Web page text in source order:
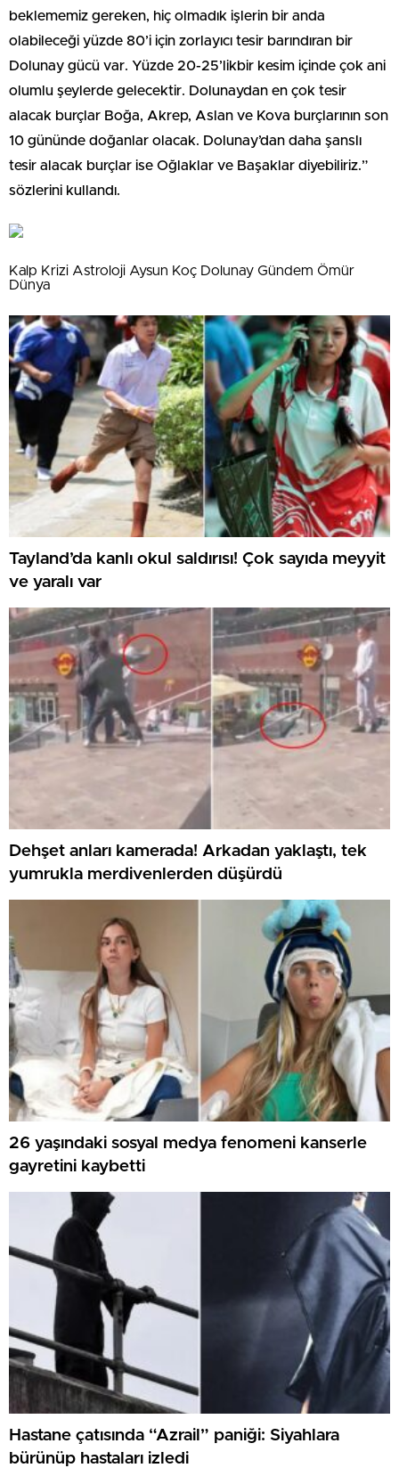
beklememiz gereken, hiç olmadık işlerin bir anda
olabileceği yüzde 80’i için zorlayıcı tesir barındıran bir
Dolunay gücü var. Yüzde 20-25’likbir kesim içinde çok ani
olumlu şeylerde gelecektir. Dolunaydan en çok tesir
alacak burçlar Boğa, Akrep, Aslan ve Kova burçlarının son
10 gününde doğanlar olacak. Dolunay’dan daha şanslı
tesir alacak burçlar ise Oğlaklar ve Başaklar diyebiliriz.”
sözlerini kullandı.
Kalp Krizi Astroloji Aysun Koç Dolunay Gündem Ömür
Dünya
Tayland’da kanlı okul saldırısı! Çok sayıda meyyit
ve yaralı var
Dehşet anları kamerada! Arkadan yaklaştı, tek
yumrukla merdivenlerden düşürdü
26 yaşındaki sosyal medya fenomeni kanserle
gayretini kaybetti
Hastane çatısında “Azrail” paniği: Siyahlara
bürünüp hastaları izledi